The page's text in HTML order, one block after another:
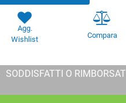
Agg.
Wishlist
Compara
SODDISFATTI O RIMBORSATI